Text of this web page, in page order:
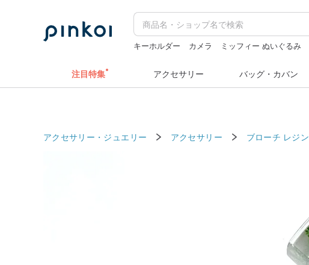
キーホルダー カメラ ミッフィー ぬいぐるみ
注目特集 アクセサリー バッグ・カバン
アクセサリー・ジュエリー アクセサリー ブローチ レジン